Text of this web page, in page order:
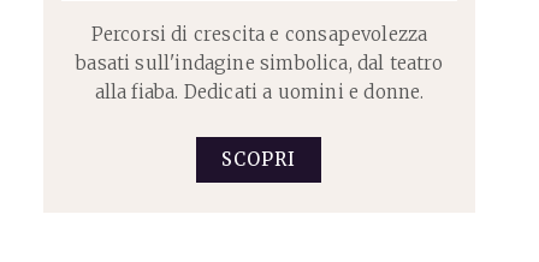
Percorsi di crescita e consapevolezza
basati sull'indagine simbolica, dal teatro
alla fiaba. Dedicati a uomini e donne.
SCOPRI